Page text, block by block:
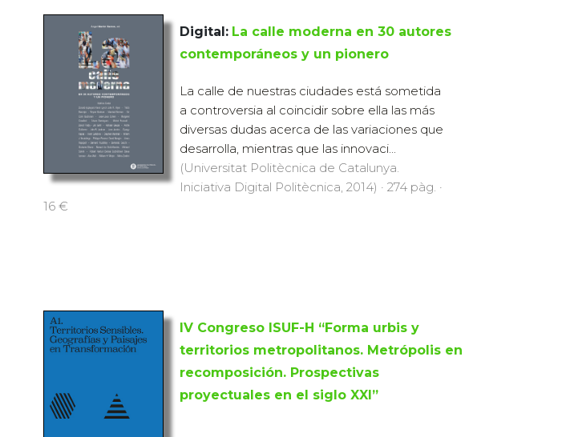
Digital: La calle moderna en 30 autores
contemporáneos y un pionero
La calle de nuestras ciudades está sometida
a controversia al coincidir sobre ella las más
diversas dudas acerca de las variaciones que
desarrolla, mientras que las innovaci...
(Universitat Politècnica de Catalunya.
Iniciativa Digital Politècnica, 2014) · 274 pàg. ·
16 €
IV Congreso ISUF-H “Forma urbis y
territorios metropolitanos. Metrópolis en
recomposición. Prospectivas
proyectuales en el siglo XXI”